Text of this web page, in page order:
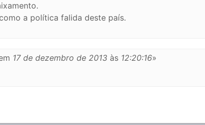
a política falida deste país.
17 de dezembro de 2013 às 12:20:16»